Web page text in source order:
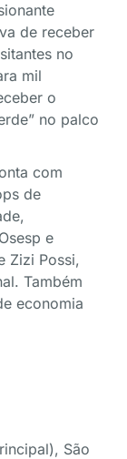
de receber
no
mil
o
no palco
com
de
e
Zizi Possi,
Também
economia
São